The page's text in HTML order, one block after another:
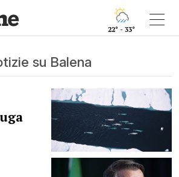
22° - 33°
su Balena